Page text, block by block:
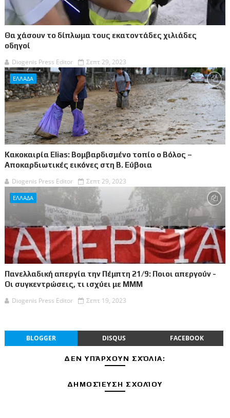
Θα χάσουν το δίπλωμα τους εκατοντάδες χιλιάδες
οδηγοί
Diogenis Press Editor
Σεπτ 29, 2023
ΕΛΛΑΔΑ
Κακοκαιρία Elias: Βομβαρδισμένο τοπίο ο Βόλος –
Αποκαρδιωτικές εικόνες στη Β. Εύβοια
Diogenis Press Editor
Σεπτ 29, 2023
ΕΛΛΑΔΑ
Πανελλαδική απεργία την Πέμπτη 21/9: Ποιοι απεργούν -
Οι συγκεντρώσεις, τι ισχύει με ΜΜΜ
Diogenis Press Editor
Σεπτ 19, 2023
BLOGGER DISQUS FACEBOOK
ΔΕΝ ΥΠΆΡΧΟΥΝ ΣΧΌΛΙΑ:
ΔΗΜΟΣΊΕΥΣΗ ΣΧΟΛΊΟΥ